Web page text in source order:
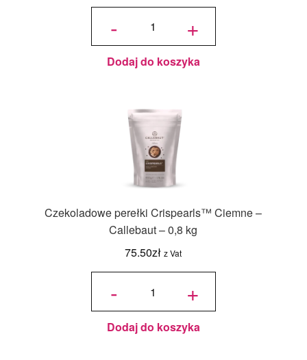
-
ilość
Crispearls™
Ruby –
Callebaut –
0,8 kg +
Dodaj do koszyka
Czekoladowe perełki Crispearls™ Ciemne –
Callebaut – 0,8 kg
75.50zł z Vat
-
ilość
Crispearls™
Ciemne –
Callebaut –
0,8 kg +
Dodaj do koszyka